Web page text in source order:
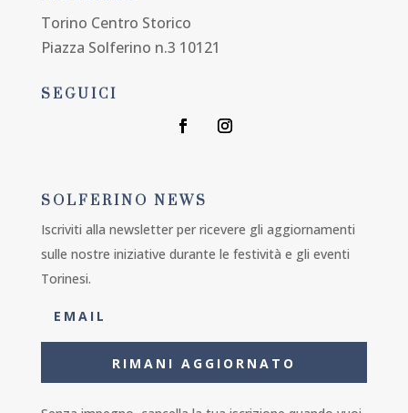
Torino Centro Storico
Piazza Solferino n.3 10121
SEGUICI
SOLFERINO NEWS
Iscriviti alla newsletter per ricevere gli aggiornamenti
sulle nostre iniziative durante le festività e gli eventi
Torinesi.
RIMANI AGGIORNATO